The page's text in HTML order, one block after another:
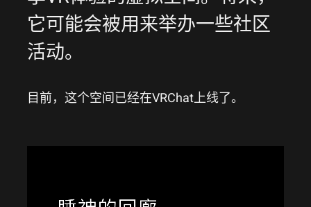
它可能会被用来举办一些社区
活动。
目前，这个空间已经在VRChat上线了。